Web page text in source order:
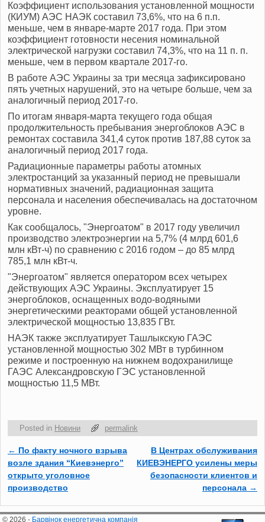
Коэффициент использования установленной мощности
(КИУМ) АЭС НАЭК составил 73,6%, что на 6 п.п.
меньше, чем в январе-марте 2017 года. При этом
коэффициент готовности несения номинальной
электрической нагрузки составил 74,3%, что на 11 п. п.
меньше, чем в первом квартале 2017-го.
В работе АЭС Украины за три месяца зафиксировано
пять учетных нарушений, это на четыре больше, чем за
аналогичный период 2017-го.
По итогам января-марта текущего года общая
продолжительность пребывания энергоблоков АЭС в
ремонтах составила 341,4 суток против 187,88 суток за
аналогичный период 2017 года.
Радиационные параметры работы атомных
электростанций за указанный период не превышали
нормативных значений, радиационная защита
персонала и населения обеспечивалась на достаточном
уровне.
Как сообщалось, "Энергоатом" в 2017 году увеличил
производство электроэнергии на 5,7% (4 млрд 601,6
млн кВт-ч) по сравнению с 2016 годом – до 85 млрд
785,1 млн кВт-ч.
"Энергоатом" является оператором всех четырех
действующих АЭС Украины. Эксплуатирует 15
энергоблоков, оснащенных водо-водяными
энергетическими реакторами общей установленной
электрической мощностью 13,835 ГВт.
НАЭК также эксплуатирует Ташлыкскую ГАЭС
установленной мощностью 302 МВт в турбинном
режиме и построенную на нижнем водохранилище
ГАЭС Александровскую ГЭС установленной
мощностью 11,5 МВт.
Posted in Новини permalink
Post navigation
← По факту ночного взрыва
возле здания “Киевэнерго”
открыто уголовное
производство
В Центрах обслуживания​
КИЕВЭНЕРГО усилены меры
безопасности клиентов и
персонала →
© 2026 - Барвінок енергетична компанія